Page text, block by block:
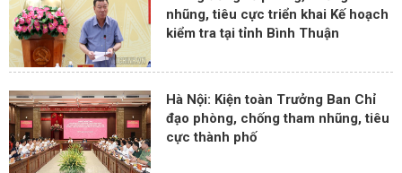
nhũng, tiêu cực triển khai Kế hoạch
kiểm tra tại tỉnh Bình Thuận
Hà Nội: Kiện toàn Trưởng Ban Chỉ
đạo phòng, chống tham nhũng, tiêu
cực thành phố